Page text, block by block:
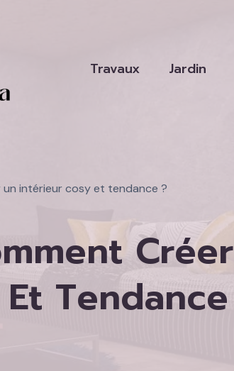
Travaux Jardin
intérieur cosy et tendance ?
Créer
Tendance